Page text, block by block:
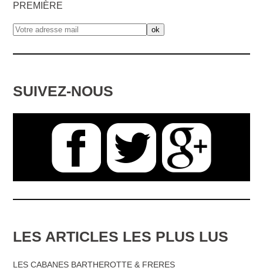
PREMIÈRE
SUIVEZ-NOUS
LES ARTICLES LES PLUS LUS
LES CABANES BARTHEROTTE & FRERES